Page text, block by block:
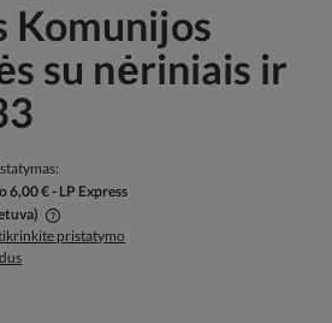
Komunijos
su nėriniais ir
6,00 €- LP Express
galimos mokėjimo išlaidos
pristatymo